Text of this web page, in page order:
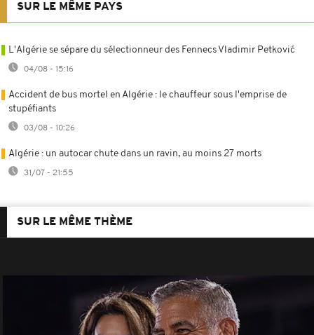
SUR LE MÊME PAYS
L'Algérie se sépare du sélectionneur des Fennecs Vladimir Petković
04/08 - 15:16
Accident de bus mortel en Algérie : le chauffeur sous l'emprise de
stupéfiants
03/08 - 10:26
Algérie : un autocar chute dans un ravin, au moins 27 morts
31/07 - 21:55
SUR LE MÊME THÈME